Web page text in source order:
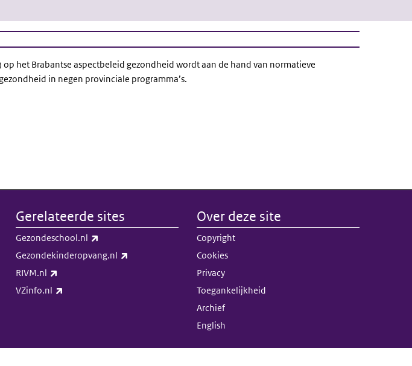
het Brabantse aspectbeleid gezondheid wordt aan de hand van normatieve
in negen provinciale programma’s.
Gerelateerde sites
Gezondeschool.nl
Gezondekinderopvang.nl
RIVM.nl
VZinfo.nl
Over deze site
Copyright
Cookies
Privacy
Toegankelijkheid
Archief
English